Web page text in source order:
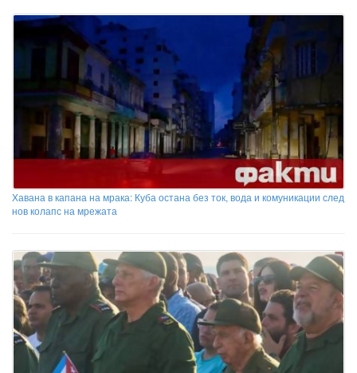
Хавана в капана на мрака: Куба остана без ток, вода и комуникации след
нов колапс на мрежата